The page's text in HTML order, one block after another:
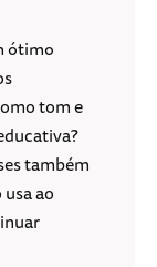
ótimo
tom e
também
ao